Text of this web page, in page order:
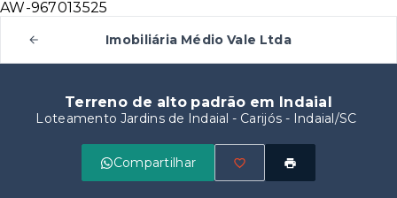
AW-967013525
Imobiliária Médio Vale Ltda
Terreno de alto padrão em Indaial
Loteamento Jardins de Indaial - Carijós - Indaial/SC
Compartilhar